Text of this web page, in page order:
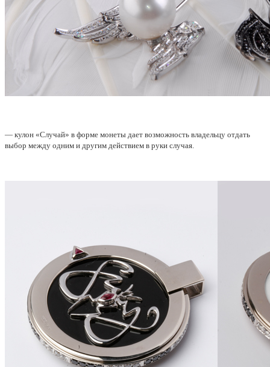
— кулон «Случай» в форме монеты дает возможность владельцу отдать
выбор между одним и другим действием в руки случая.